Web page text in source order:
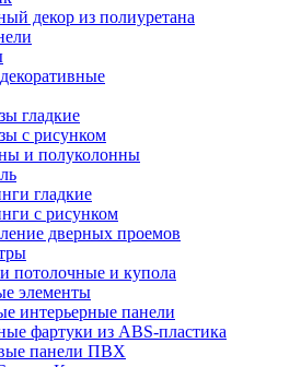
декор из полиуретана
гладкие
с рисунком
и полуколонны
гладкие
с рисунком
дверных проемов
потолочные и купола
элементы
интерьерные панели
фартуки из ABS-пластика
панели ПВХ